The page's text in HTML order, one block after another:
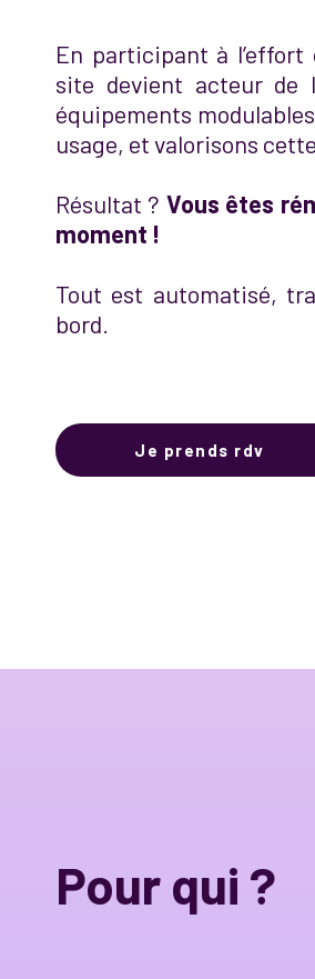
En participant à
site devient acteur de
équipements
usage, et valorisons
Résultat ? Vous êtes
moment !
Tout est automatisé,
bord.
Je prends rdv
Pour qui ?